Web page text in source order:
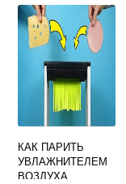
КАК ПАРИТЬ
УВЛАЖНИТЕЛЕМ
ВОЗДУХА